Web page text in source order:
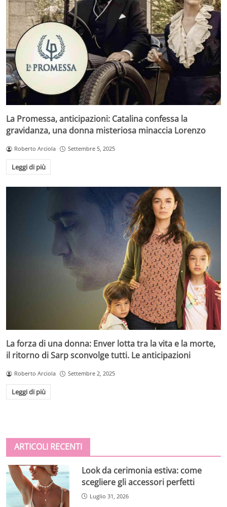
La Promessa, anticipazioni: Catalina confessa la
gravidanza, una donna misteriosa minaccia Lorenzo
Roberto Arciola Settembre 5, 2025
Leggi di più
La forza di una donna: Enver lotta tra la vita e la morte,
il ritorno di Sarp sconvolge tutti. Le anticipazioni
Roberto Arciola Settembre 2, 2025
Leggi di più
ARTICOLI RECENTI
Look da cerimonia estiva: come
scegliere gli accessori perfetti
Luglio 31, 2026